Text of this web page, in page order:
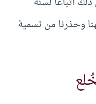
وحذرنا من تسمية